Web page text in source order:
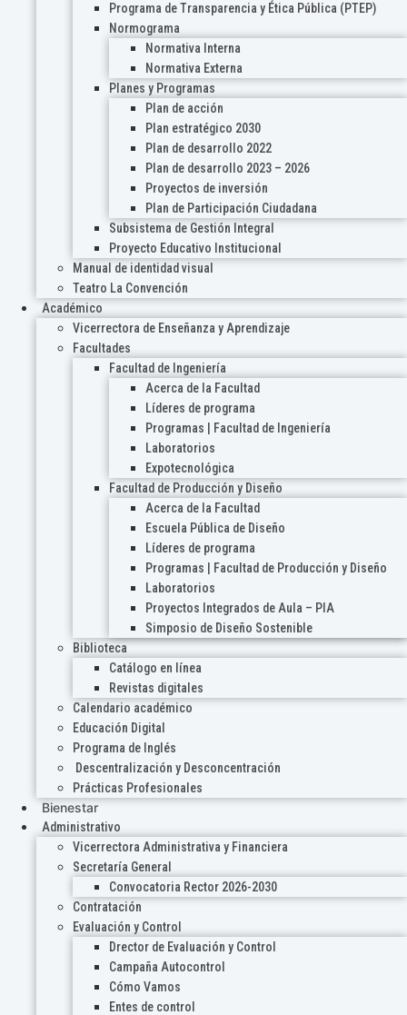
Programa de Transparencia y Ética Pública (PTEP)
Normograma
Normativa Interna
Normativa Externa
Planes y Programas
Plan de acción
Plan estratégico 2030
Plan de desarrollo 2022
Plan de desarrollo 2023 – 2026
Proyectos de inversión
Plan de Participación Ciudadana
Subsistema de Gestión Integral
Proyecto Educativo Institucional
Manual de identidad visual
Teatro La Convención
Académico
Vicerrectora de Enseñanza y Aprendizaje
Facultades
Facultad de Ingeniería
Acerca de la Facultad
Líderes de programa
Programas | Facultad de Ingeniería
Laboratorios
Expotecnológica
Facultad de Producción y Diseño
Acerca de la Facultad
Escuela Pública de Diseño
Líderes de programa
Programas | Facultad de Producción y Diseño
Laboratorios
Proyectos Integrados de Aula – PIA
Simposio de Diseño Sostenible
Biblioteca
Catálogo en línea
Revistas digitales
Calendario académico
Educación Digital
Programa de Inglés
Descentralización y Desconcentración
Prácticas Profesionales
Bienestar
Administrativo
Vicerrectora Administrativa y Financiera
Secretaría General
Convocatoria Rector 2026-2030
Contratación
Evaluación y Control
Drector de Evaluación y Control
Campaña Autocontrol
Cómo Vamos
Entes de control